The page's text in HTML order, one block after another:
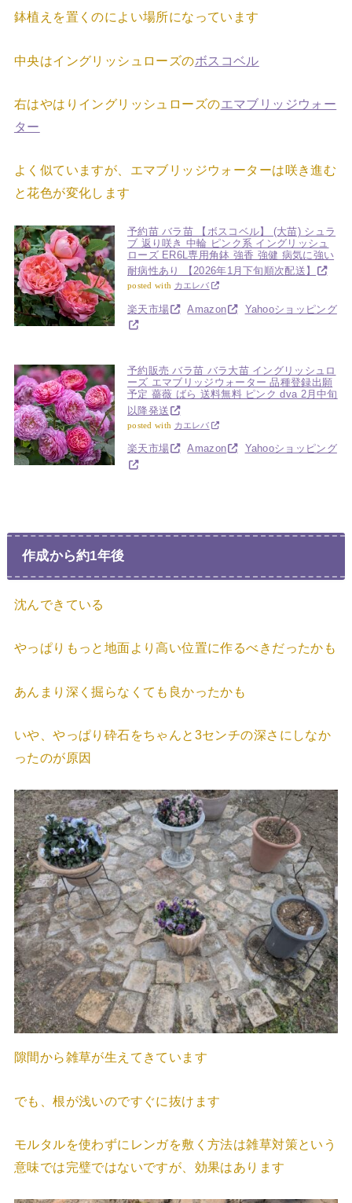
鉢植えを置くのによい場所になっています
中央はイングリッシュローズのボスコベル
右はやはりイングリッシュローズのエマブリッジウォー
ター
よく似ていますが、エマブリッジウォーターは咲き進む
と花色が変化します
予約苗 バラ苗 【ボスコベル】 (大苗) シュラ
ブ 返り咲き 中輪 ピンク系 イングリッシュ
ローズ ER6L専用角鉢 強香 強健 病気に強い
耐病性あり 【2026年1月下旬順次配送】
posted with カエレバ
楽天市場 Amazon Yahooショッピング
予約販売 バラ苗 バラ大苗 イングリッシュロ
ーズ エマブリッジウォーター 品種登録出願
予定 薔薇 ばら 送料無料 ピンク dva 2月中旬
以降発送
posted with カエレバ
楽天市場 Amazon Yahooショッピング
作成から約1年後
沈んできている
やっぱりもっと地面より高い位置に作るべきだったかも
あんまり深く掘らなくても良かったかも
いや、やっぱり砕石をちゃんと3センチの深さにしなか
ったのが原因
隙間から雑草が生えてきています
でも、根が浅いのですぐに抜けます
モルタルを使わずにレンガを敷く方法は雑草対策という
意味では完璧ではないですが、効果はあります